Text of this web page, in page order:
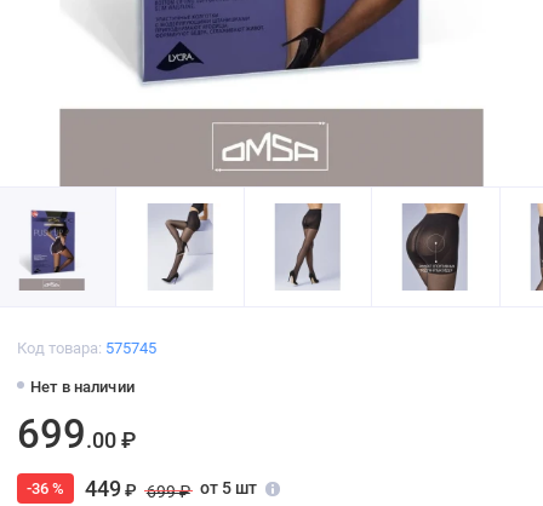
Код товара: 575745
Нет в наличии
699.00 ₽
-36 % 449₽ 699 ₽ от 5 шт